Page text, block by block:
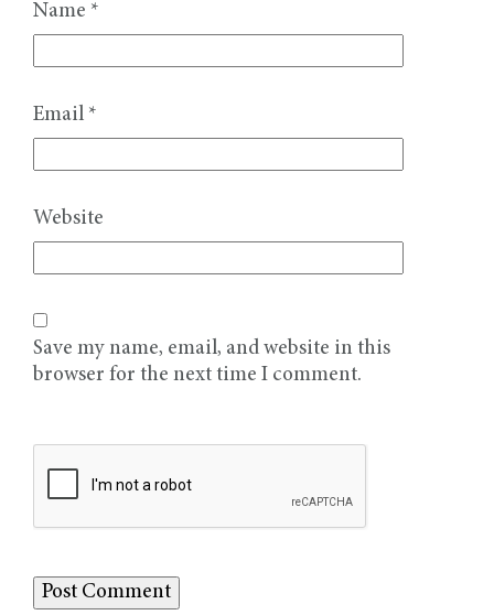
Name *
Email *
Website
Save my name, email, and website in this
browser for the next time I comment.